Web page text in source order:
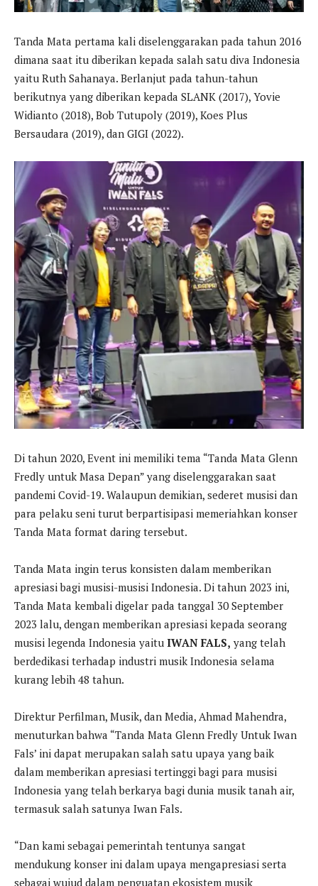
Tanda Mata pertama kali diselenggarakan pada tahun 2016
dimana saat itu diberikan kepada salah satu diva Indonesia
yaitu Ruth Sahanaya. Berlanjut pada tahun-tahun
berikutnya yang diberikan kepada SLANK (2017), Yovie
Widianto (2018), Bob Tutupoly (2019), Koes Plus
Bersaudara (2019), dan GIGI (2022).
Di tahun 2020, Event ini memiliki tema “Tanda Mata Glenn
Fredly untuk Masa Depan” yang diselenggarakan saat
pandemi Covid-19. Walaupun demikian, sederet musisi dan
para pelaku seni turut berpartisipasi memeriahkan konser
Tanda Mata format daring tersebut.
Tanda Mata ingin terus konsisten dalam memberikan
apresiasi bagi musisi-musisi Indonesia. Di tahun 2023 ini,
Tanda Mata kembali digelar pada tanggal 30 September
2023 lalu, dengan memberikan apresiasi kepada seorang
musisi legenda Indonesia yaitu IWAN FALS, yang telah
berdedikasi terhadap industri musik Indonesia selama
kurang lebih 48 tahun.
Direktur Perfilman, Musik, dan Media, Ahmad Mahendra,
menuturkan bahwa “Tanda Mata Glenn Fredly Untuk Iwan
Fals’ ini dapat merupakan salah satu upaya yang baik
dalam memberikan apresiasi tertinggi bagi para musisi
Indonesia yang telah berkarya bagi dunia musik tanah air,
termasuk salah satunya Iwan Fals.
“Dan kami sebagai pemerintah tentunya sangat
mendukung konser ini dalam upaya mengapresiasi serta
sebagai wujud dalam penguatan ekosistem musik